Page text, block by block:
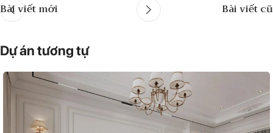
Bài viết mới Bài viết cũ
Dự án tương tự